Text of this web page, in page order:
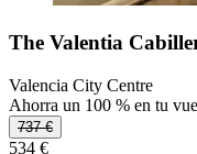
The Valentia
Valencia City Centre
Ahorra un 100 % en tu
737 €
534 €